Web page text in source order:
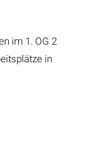
im 1. OG 2
in